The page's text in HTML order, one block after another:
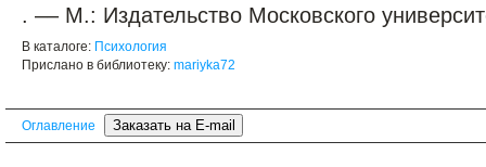
. –– М.: Издательство Московского
В каталоге: Психология
Прислано в библиотеку: mariyka72
Оглавление